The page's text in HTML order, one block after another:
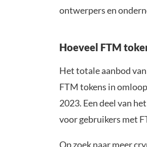
ontwerpers en
Hoeveel FTM
Het totale aanbod
FTM tokens in
2023. Een deel van
voor gebruikers met
Op zoek naar meer